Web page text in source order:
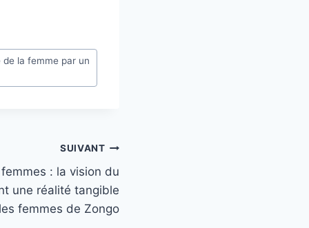
la femme par un
SUIVANT
: la vision du
une réalité tangible
femmes de Zongo